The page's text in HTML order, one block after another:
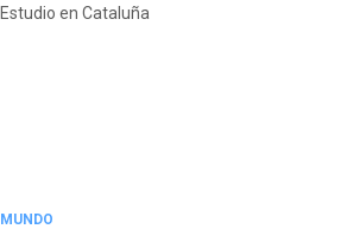
Estudio en Cataluña
MUNDO